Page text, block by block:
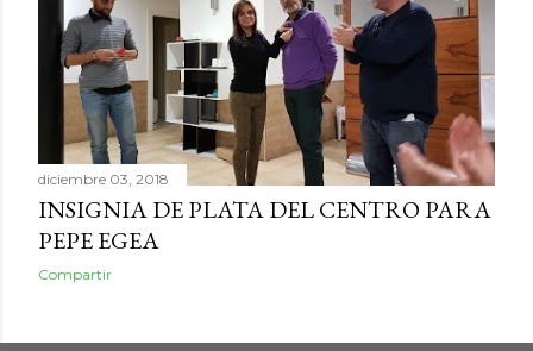
diciembre 03, 2018
INSIGNIA DE PLATA DEL CENTRO PARA
PEPE EGEA
Compartir